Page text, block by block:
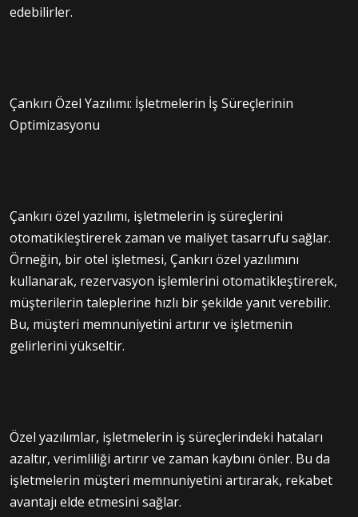
edebilirler.
Çankırı Özel Yazılımı: İşletmelerin İş Süreçlerinin
Optimizasyonu
Çankırı özel yazılımı, işletmelerin iş süreçlerini
otomatikleştirerek zaman ve maliyet tasarrufu sağlar.
Örneğin, bir otel işletmesi, Çankırı özel yazılımını
kullanarak, rezervasyon işlemlerini otomatikleştirerek,
müşterilerin taleplerine hızlı bir şekilde yanıt verebilir.
Bu, müşteri memnuniyetini artırır ve işletmenin
gelirlerini yükseltir.
Özel yazılımlar, işletmelerin iş süreçlerindeki hataları
azaltır, verimliliği artırır ve zaman kaybını önler. Bu da
işletmelerin müşteri memnuniyetini artırarak, rekabet
avantajı elde etmesini sağlar.